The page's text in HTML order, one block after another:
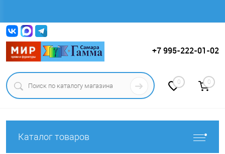
+7 995-222-01-02
0 0
Каталог товаров